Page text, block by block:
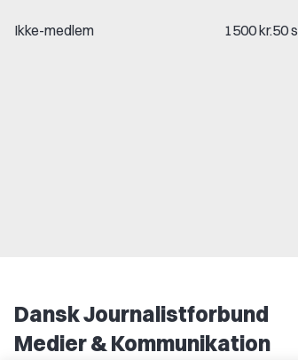
Ikke-medlem 1500 kr.50
Dansk Journalistforbund
Medier & Kommunikation